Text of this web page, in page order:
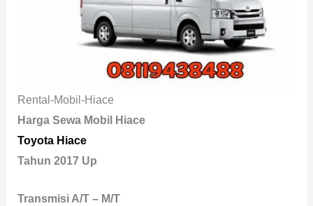
Rental-Mobil-Hiace
Harga Sewa Mobil Hiace
Toyota Hiace
Tahun 2017 Up
Transmisi A/T – M/T